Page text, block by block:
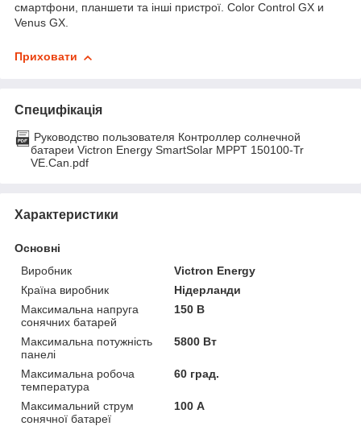
смартфони, планшети та інші пристрої. Color Control GX и
Venus GX.
Приховати
Специфікація
Руководство пользователя Контроллер солнечной
батареи Victron Energy SmartSolar MPPT 150100-Tr
VE.Can.pdf
Характеристики
Основні
Виробник
Victron Energy
Країна виробник
Нідерланди
Максимальна напруга
сонячних батарей
150 В
Максимальна потужність
панелі
5800 Вт
Максимальна робоча
температура
60 град.
Максимальний струм
сонячної батареї
100 А